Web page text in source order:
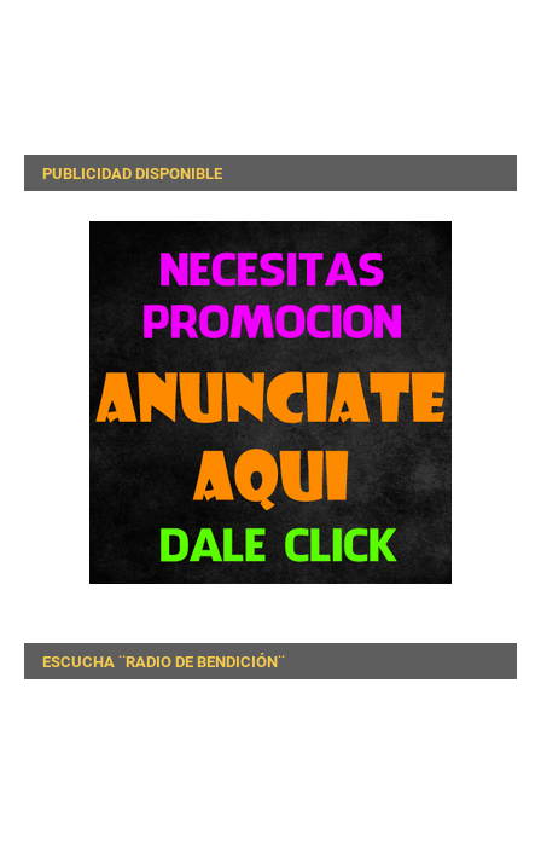
PUBLICIDAD DISPONIBLE
ESCUCHA ¨RADIO DE BENDICIÓN¨